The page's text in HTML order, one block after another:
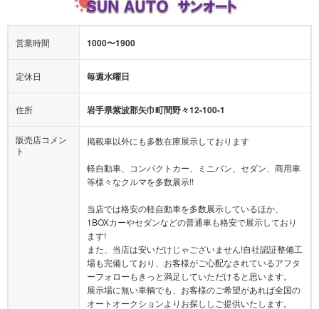
ト
掲載車以外にも多数在庫展示しております
等様々なクルマを多数展示!!
1BOXカーやセダンなどの普通車も格安で展示しており
ます!
また、当店は安いだけじゃございません!自社認証整備工
場も完備しており、お客様がご心配なされているアフタ
ーフォローもきっと満足していただけると思います。
展示場に無い車輌でも、お客様のご希望があれば全国の
オートオークションよりお探ししご提供いたします。